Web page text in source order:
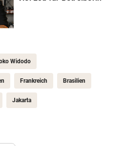
Widodo
Frankreich Brasilien
Jakarta